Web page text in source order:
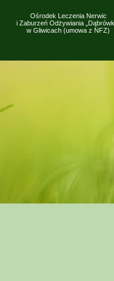
Ośrodek Leczenia Nerwic
i Zaburzeń Odżywiania
w Gliwicach (umowa z NFZ)